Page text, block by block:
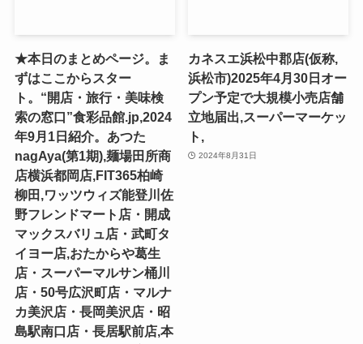
★本日のまとめページ。ま
ずはここからスター
ト。“開店・旅行・美味検
索の窓口”食彩品館.jp,2024
年9月1日紹介。あつた
nagAya(第1期),麺場田所商
店横浜都岡店,FIT365柏崎
柳田,ワッツウィズ能登川佐
野フレンドマート店・開成
マックスバリュ店・武町タ
イヨー店,おたからや葛生
店・スーパーマルサン桶川
店・50号広沢町店・マルナ
カ美沢店・長岡美沢店・昭
島駅南口店・長居駅前店,本
カネスエ浜松中郡店(仮称,
浜松市)2025年4月30日オー
プン予定で大規模小売店舗
立地届出,スーパーマーケッ
ト,
2024年8月31日